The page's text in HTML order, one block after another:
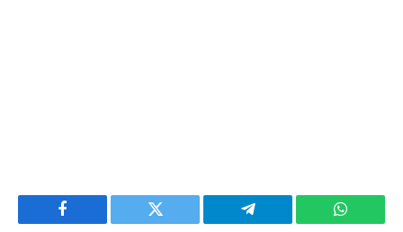
Facebook Twitter Telegram